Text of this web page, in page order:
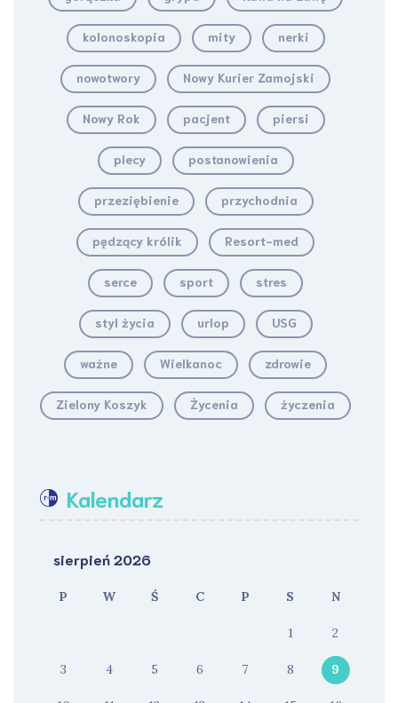
kolonoskopia mity nerki
nowotwory Nowy Kurier Zamojski
Nowy Rok pacjent piersi
plecy postanowienia
przeziębienie przychodnia
pędzący królik Resort-med
serce sport stres
styl życia urlop USG
ważne Wielkanoc zdrowie
Zielony Koszyk Życenia życzenia
Kalendarz
sierpień 2026
P W Ś C P S N
1 2
3 4 5 6 7 8 9